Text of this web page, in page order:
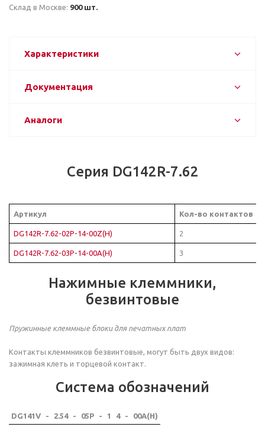
Склад в Москве: 900 шт.
Характеристики
Документация
Аналоги
Серия DG142R-7.62
Артикул Кол-во контактов
DG142R-7.62-02P-14-00Z(H) 2
DG142R-7.62-03P-14-00A(H) 3
Нажимные клеммники,
безвинтовые
Пружинные клеммные блоки для печатных плат
Контакты клеммников безвинтовые, могут быть двух видов:
зажимная клеть и торцевой контакт.
Система обозначений
DG141V - 2.54 - 05P - 1 4 - 00A(H)